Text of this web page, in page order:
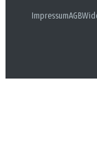
ImpressumAGB